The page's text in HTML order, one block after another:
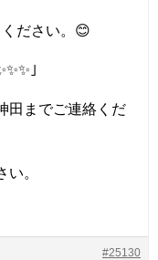
ださい。😊
｣
田までご連絡くだ
。
#25130